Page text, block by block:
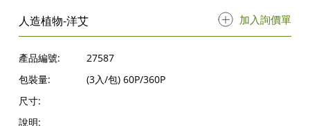
人造植物-洋艾 加入詢價單
產品編號:
27587
包裝量:
(3入/包) 60P/360P
尺寸:
說明: